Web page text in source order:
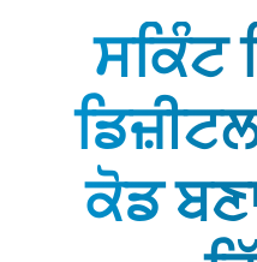
ਸਕਿੰਟ
ਕੋਡ